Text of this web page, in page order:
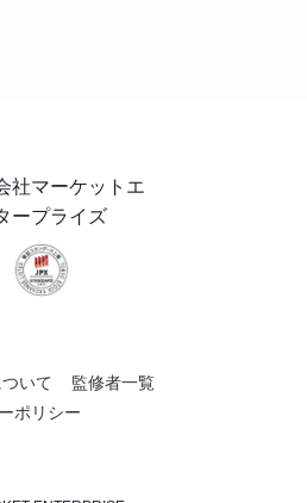
いて
監修者一覧
ポリシー